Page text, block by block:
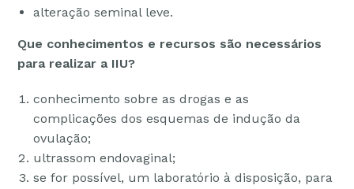
alteração seminal leve.
Que conhecimentos e recursos são necessários
para realizar a IIU?
conhecimento sobre as drogas e as
complicações dos esquemas de indução da
ovulação;
ultrassom endovaginal;
se for possível, um laboratório à disposição, para